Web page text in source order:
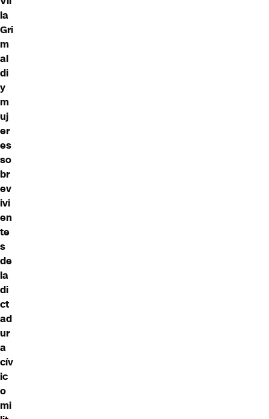
la
Gri
m
al
di
y
m
uj
er
es
so
br
ev
ivi
en
te
s
de
la
di
ct
ad
ur
a
cív
ic
o
mi